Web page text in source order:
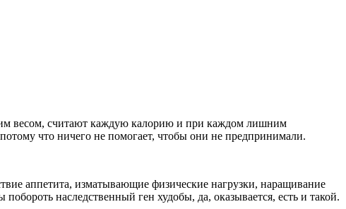
весом, считают каждую калорию и при каждом лишним
что ничего не помогает, чтобы они не предпринимали.
аппетита, изматывающие физические нагрузки, наращивание
наследственный ген худобы, да, оказывается, есть и такой.